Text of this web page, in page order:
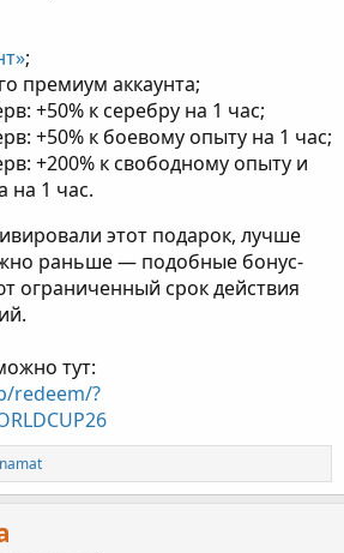
;
премиум аккаунта;
+50% к серебру на 1 час;
+50% к боевому опыту на 1 час;
+200% к свободному опыту и
на 1 час.
этот подарок, лучше
раньше — подобные бонус-
ограниченный срок действия
тут:
redeem/?